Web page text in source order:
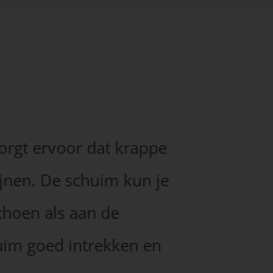
ervoor dat krappe
De schuim kun je
als aan de
goed intrekken en